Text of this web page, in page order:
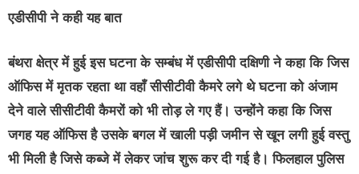
एडीसीपी ने कही यह बात
बंथरा क्षेत्र में हुई इस घटना के सम्बंध में एडीसीपी दक्षिणी ने कहा कि जिस
ऑफिस में मृतक रहता था वहाँ सीसीटीवी कैमरे लगे थे घटना को अंजाम
देने वाले सीसीटीवी कैमरों को भी तोड़ ले गए हैं। उन्होंने कहा कि जिस
जगह यह ऑफिस है उसके बगल में खाली पड़ी जमीन से खून लगी हुई वस्तु
भी मिली है जिसे कब्जे में लेकर जांच शुरू कर दी गई है। फिलहाल पुलिस